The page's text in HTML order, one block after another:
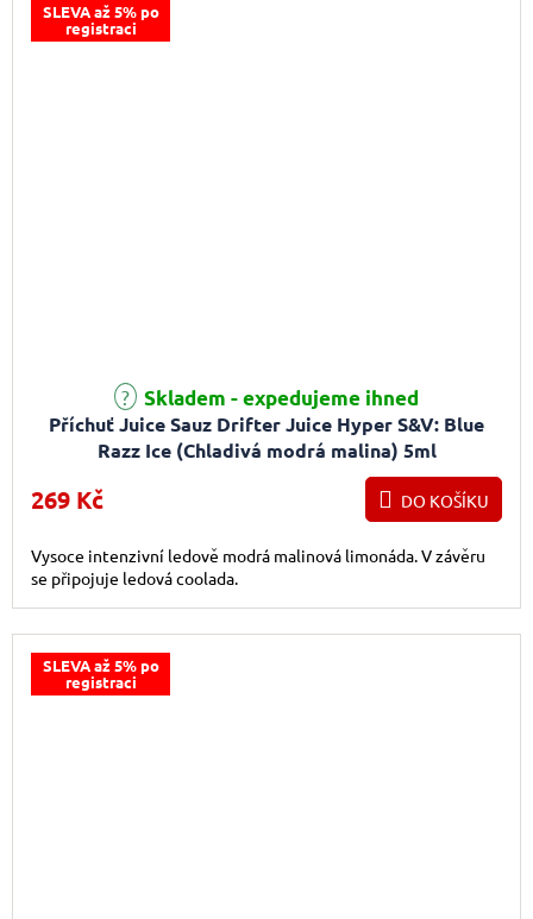
SLEVA až 5% po
registraci
Příchuť Juice Sauz Drifter Juice Hyper S&V: Blue
Razz Ice (Chladivá modrá malina) 5ml
Skladem - expedujeme ihned
269 Kč DO KOŠÍKU
Vysoce intenzivní ledově modrá malinová limonáda. V závěru
se připojuje ledová coolada.
SLEVA až 5% po
registraci